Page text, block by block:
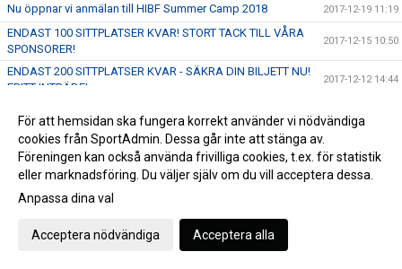
Nu öppnar vi anmälan till HIBF Summer Camp 2018 2017-12-19 11:19
ENDAST 100 SITTPLATSER KVAR! STORT TACK TILL VÅRA
SPONSORER!
2017-12-15 10:50
ENDAST 200 SITTPLATSER KVAR - SÄKRA DIN BILJETT NU!
FRITT INTRÄDE!
2017-12-12 14:44
till Halörhallen 8/1 - Perfekt julklapp!
2017-12-09 13:23
FRITT INTRÄDE & Publikfest när vi tar emot SM-Finalisterna
Växjö Vipers den 17 December!
2017-12-05 17:12
Gameday - Skånederby i världens bästa liga - 16:00 i
Halörhallen
Ta del av fantastiska erbjudanden hos välkända webbutiker
samtidigt som du stöttar föreningen!
För att hemsidan ska fungera korrekt använder vi nödvändiga
cookies från SportAdmin. Dessa går inte att stänga av.
Föreningen kan också använda frivilliga cookies, t.ex. för statistik
eller marknadsföring. Du väljer själv om du vill acceptera dessa.
Anpassa dina val
Acceptera nödvändiga Acceptera alla